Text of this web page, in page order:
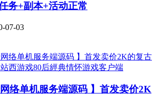
务+副本+活动正常
07-03
网络单机服务端源码 】首发卖价2K